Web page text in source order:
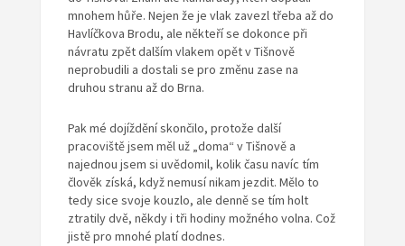
mnohem hůře. Nejen že je vlak zavezl třeba až do
Havlíčkova Brodu, ale někteří se dokonce při
návratu zpět dalším vlakem opět v Tišnově
neprobudili a dostali se pro změnu zase na
druhou stranu až do Brna.
Pak mé dojíždění skončilo, protože další
pracoviště jsem měl už „doma“ v Tišnově a
najednou jsem si uvědomil, kolik času navíc tím
člověk získá, když nemusí nikam jezdit. Mělo to
tedy sice svoje kouzlo, ale denně se tím holt
ztratily dvě, někdy i tři hodiny možného volna. Což
jistě pro mnohé platí dodnes.